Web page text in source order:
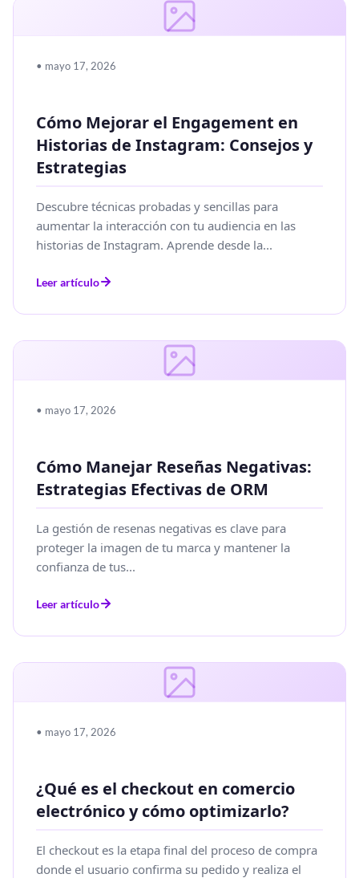
• mayo 17, 2026
Cómo Mejorar el Engagement en
Historias de Instagram: Consejos y
Estrategias
Descubre técnicas probadas y sencillas para
aumentar la interacción con tu audiencia en las
historias de Instagram. Aprende desde la...
Leer artículo
• mayo 17, 2026
Cómo Manejar Reseñas Negativas:
Estrategias Efectivas de ORM
La gestión de resenas negativas es clave para
proteger la imagen de tu marca y mantener la
confianza de tus...
Leer artículo
• mayo 17, 2026
¿Qué es el checkout en comercio
electrónico y cómo optimizarlo?
El checkout es la etapa final del proceso de compra
donde el usuario confirma su pedido y realiza el